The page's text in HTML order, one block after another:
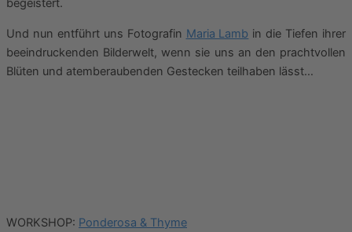
begeistert.
Und nun entführt uns Fotografin Maria Lamb in die Tiefen ihrer
beeindruckenden Bilderwelt, wenn sie uns an den prachtvollen
Blüten und atemberaubenden Gestecken teilhaben lässt…
WORKSHOP: Ponderosa & Thyme